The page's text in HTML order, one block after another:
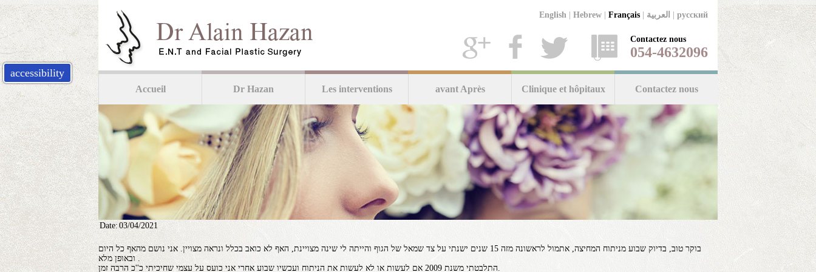
English Hebrew Français العربية русский
Contactez nous
054-4632096
Accueil Dr Hazan Les interventions avant Après Clinique et hôpitaux Contactez nous
Date: 03/04/2021
בוקר טוב, בדיוק שבוע מניתוח המחיצה, אתמול לראשונה מזה 15 שנים ישנתי על צד שמאל של הגוף והייתה לי שינה מצויינת, האף לא כואב בכלל ונראה מצויין. אני נושם מהאף כל היום
ובאופן מלא .
התלבטתי משנת 2009 אם לעשות או לא לעשות את הניתוח ועכשיו שבוע אחרי אני כועס על עצמי שחיכיתי כ''כ הרבה זמן.
accessibility